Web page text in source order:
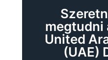
megtudni
United
(UAE)